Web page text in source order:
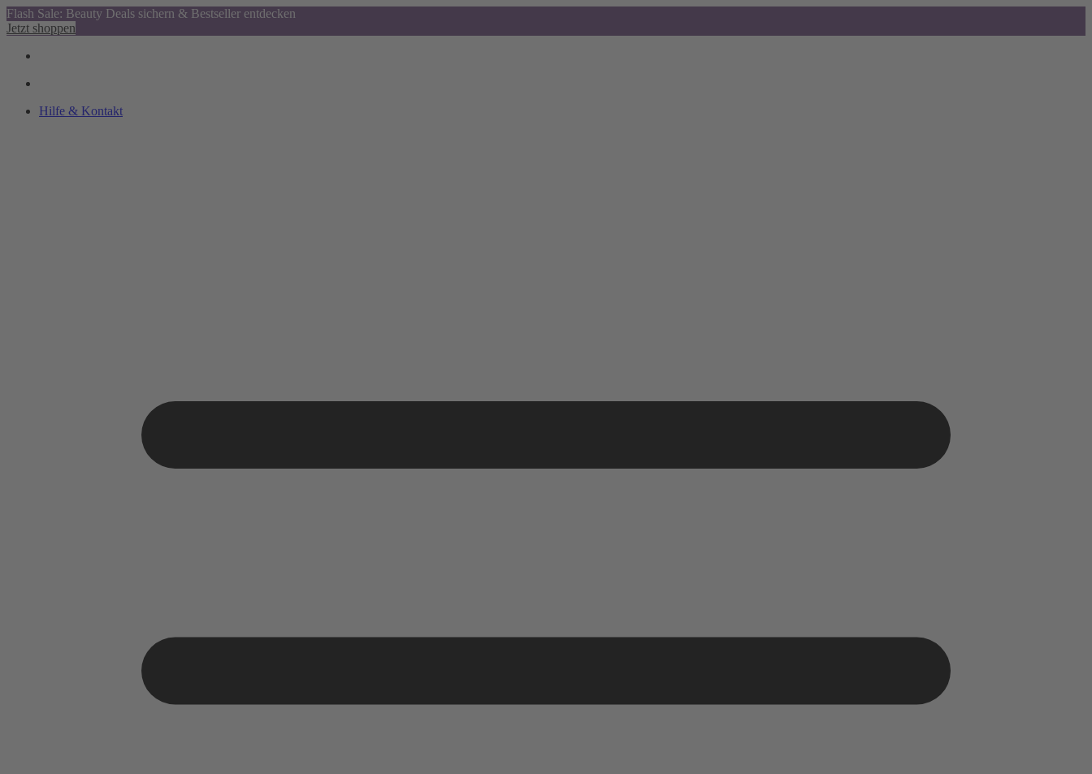
Flash Sale: Beauty Deals sichern & Bestseller entdecken
Jetzt shoppen
Hilfe & Kontakt